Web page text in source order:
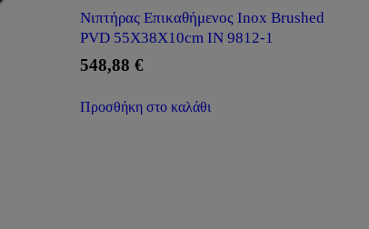
Νιπτήρας Επικαθήμενος Inox Brushed
PVD 55X38X10cm IN 9812-1
548,88€
Προσθήκη στο καλάθι